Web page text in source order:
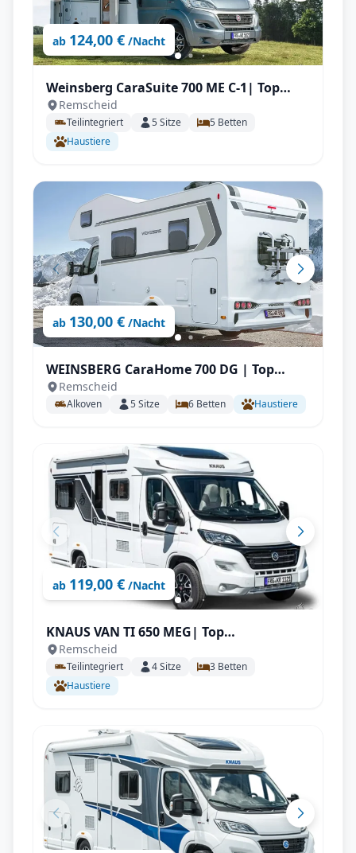
ab 124,00 € /Nacht
Weinsberg CaraSuite 700 ME C-1| Top
Ausstattung: Automatik, Klimaanlage,
Markise, Navigation, Rückfahrkamera,
uvm.
Remscheid
Teilintegriert 5Sitze 5 Betten
Haustiere
ab 130,00 € /Nacht
WEINSBERG CaraHome 700 DG | Top
Ausstattung: Klimaanlage, Markise,
Navigation, Rückfahrkamera, uvm.
Remscheid
Alkoven 5Sitze 6 Betten Haustiere
ab 119,00 € /Nacht
KNAUS VAN TI 650 MEG| Top
Ausstattung: Klimaanlange, Markise,
Navigation, Rückfahrkamera, SAT & TV
uvm.
Remscheid
Teilintegriert 4Sitze 3 Betten
Haustiere